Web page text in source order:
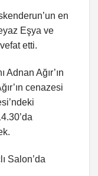
en
Eşya ve
etti.
Ağır’ın
cenazesi
Salon’da